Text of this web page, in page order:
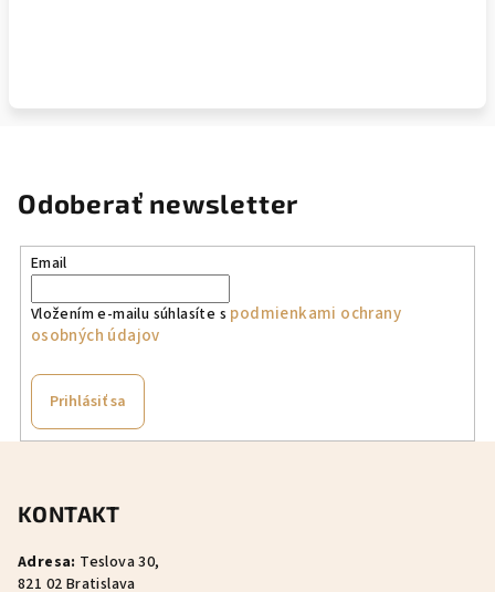
Odoberať newsletter
Email
Vložením e-mailu súhlasíte s podmienkami ochrany
osobných údajov
Prihlásiť sa
KONTAKT
Adresa: Teslova 30,
821 02 Bratislava